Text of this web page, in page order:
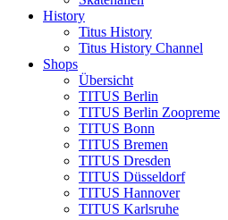
History
Titus History
Titus History Channel
Shops
Übersicht
TITUS Berlin
TITUS Berlin Zoopreme
TITUS Bonn
TITUS Bremen
TITUS Dresden
TITUS Düsseldorf
TITUS Hannover
TITUS Karlsruhe